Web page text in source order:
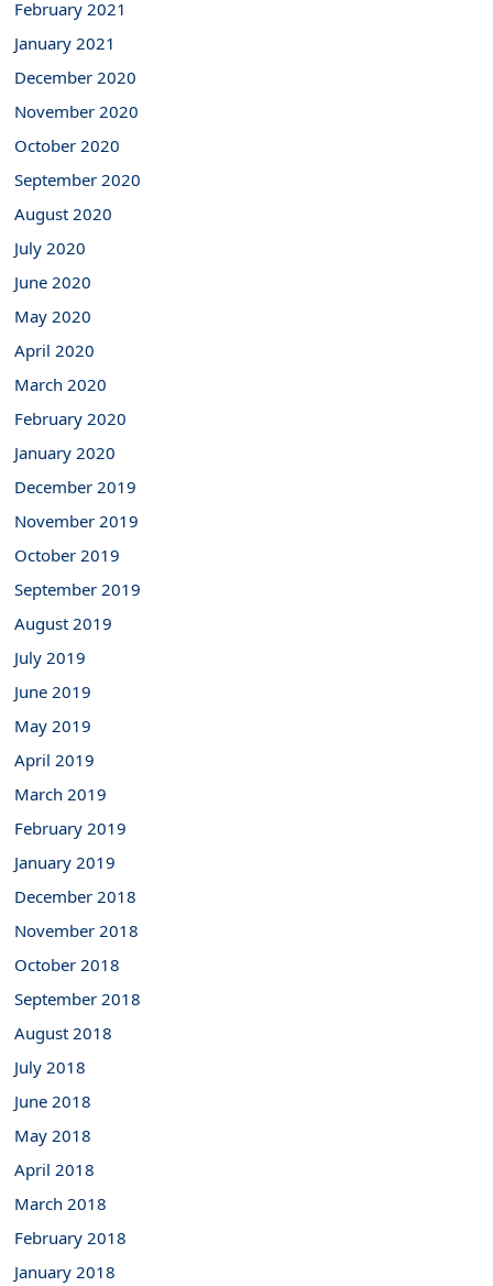
February 2021
January 2021
December 2020
November 2020
October 2020
September 2020
August 2020
July 2020
June 2020
May 2020
April 2020
March 2020
February 2020
January 2020
December 2019
November 2019
October 2019
September 2019
August 2019
July 2019
June 2019
May 2019
April 2019
March 2019
February 2019
January 2019
December 2018
November 2018
October 2018
September 2018
August 2018
July 2018
June 2018
May 2018
April 2018
March 2018
February 2018
January 2018